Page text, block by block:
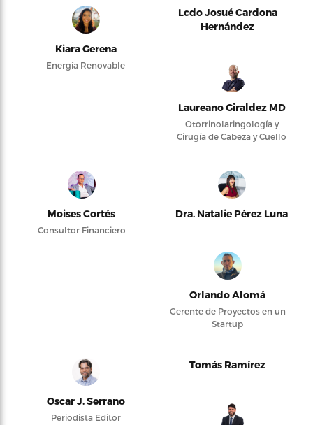
Kiara Gerena
Energía Renovable
Lcdo Josué Cardona
Hernández
Laureano Giraldez MD
Otorrinolaringología y
Cirugía de Cabeza y Cuello
Moises Cortés
Consultor Financiero
Dra. Natalie Pérez Luna
Orlando Alomá
Gerente de Proyectos en un
Startup
Oscar J. Serrano
Periodista Editor
Tomás Ramírez